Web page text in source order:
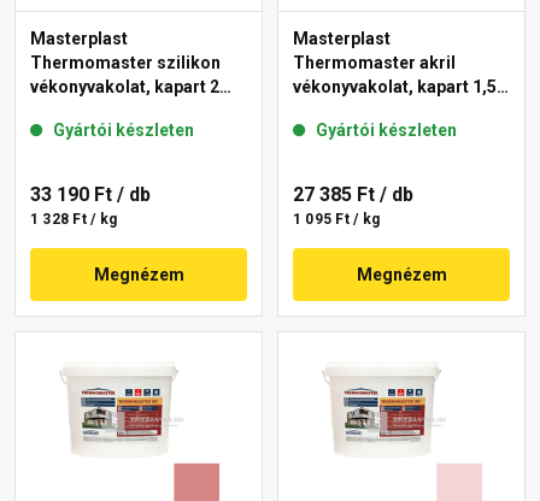
Masterplast
Thermomaster szilikon
vékonyvakolat, kapart 2
Gyártói készleten
33 190 Ft / db
1 328 Ft / kg
Megnézem
Masterplast
Thermomaster akril
vékonyvakolat, kapart 1,5
Gyártói készleten
27 385 Ft / db
1 095 Ft / kg
Megnézem